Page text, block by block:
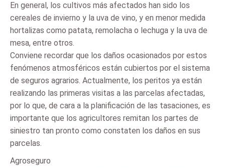
En general, los cultivos más afectados han sido los
cereales de invierno y la uva de vino, y en menor medida
hortalizas como patata, remolacha o lechuga y la uva de
mesa, entre otros.
Conviene recordar que los daños ocasionados por estos
fenómenos atmosféricos están cubiertos por el sistema
de seguros agrarios. Actualmente, los peritos ya están
realizando las primeras visitas a las parcelas afectadas,
por lo que, de cara a la planificación de las tasaciones, es
importante que los agricultores remitan los partes de
siniestro tan pronto como constaten los daños en sus
parcelas.
Agroseguro